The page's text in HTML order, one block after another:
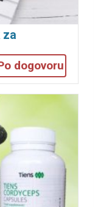
dogovoru